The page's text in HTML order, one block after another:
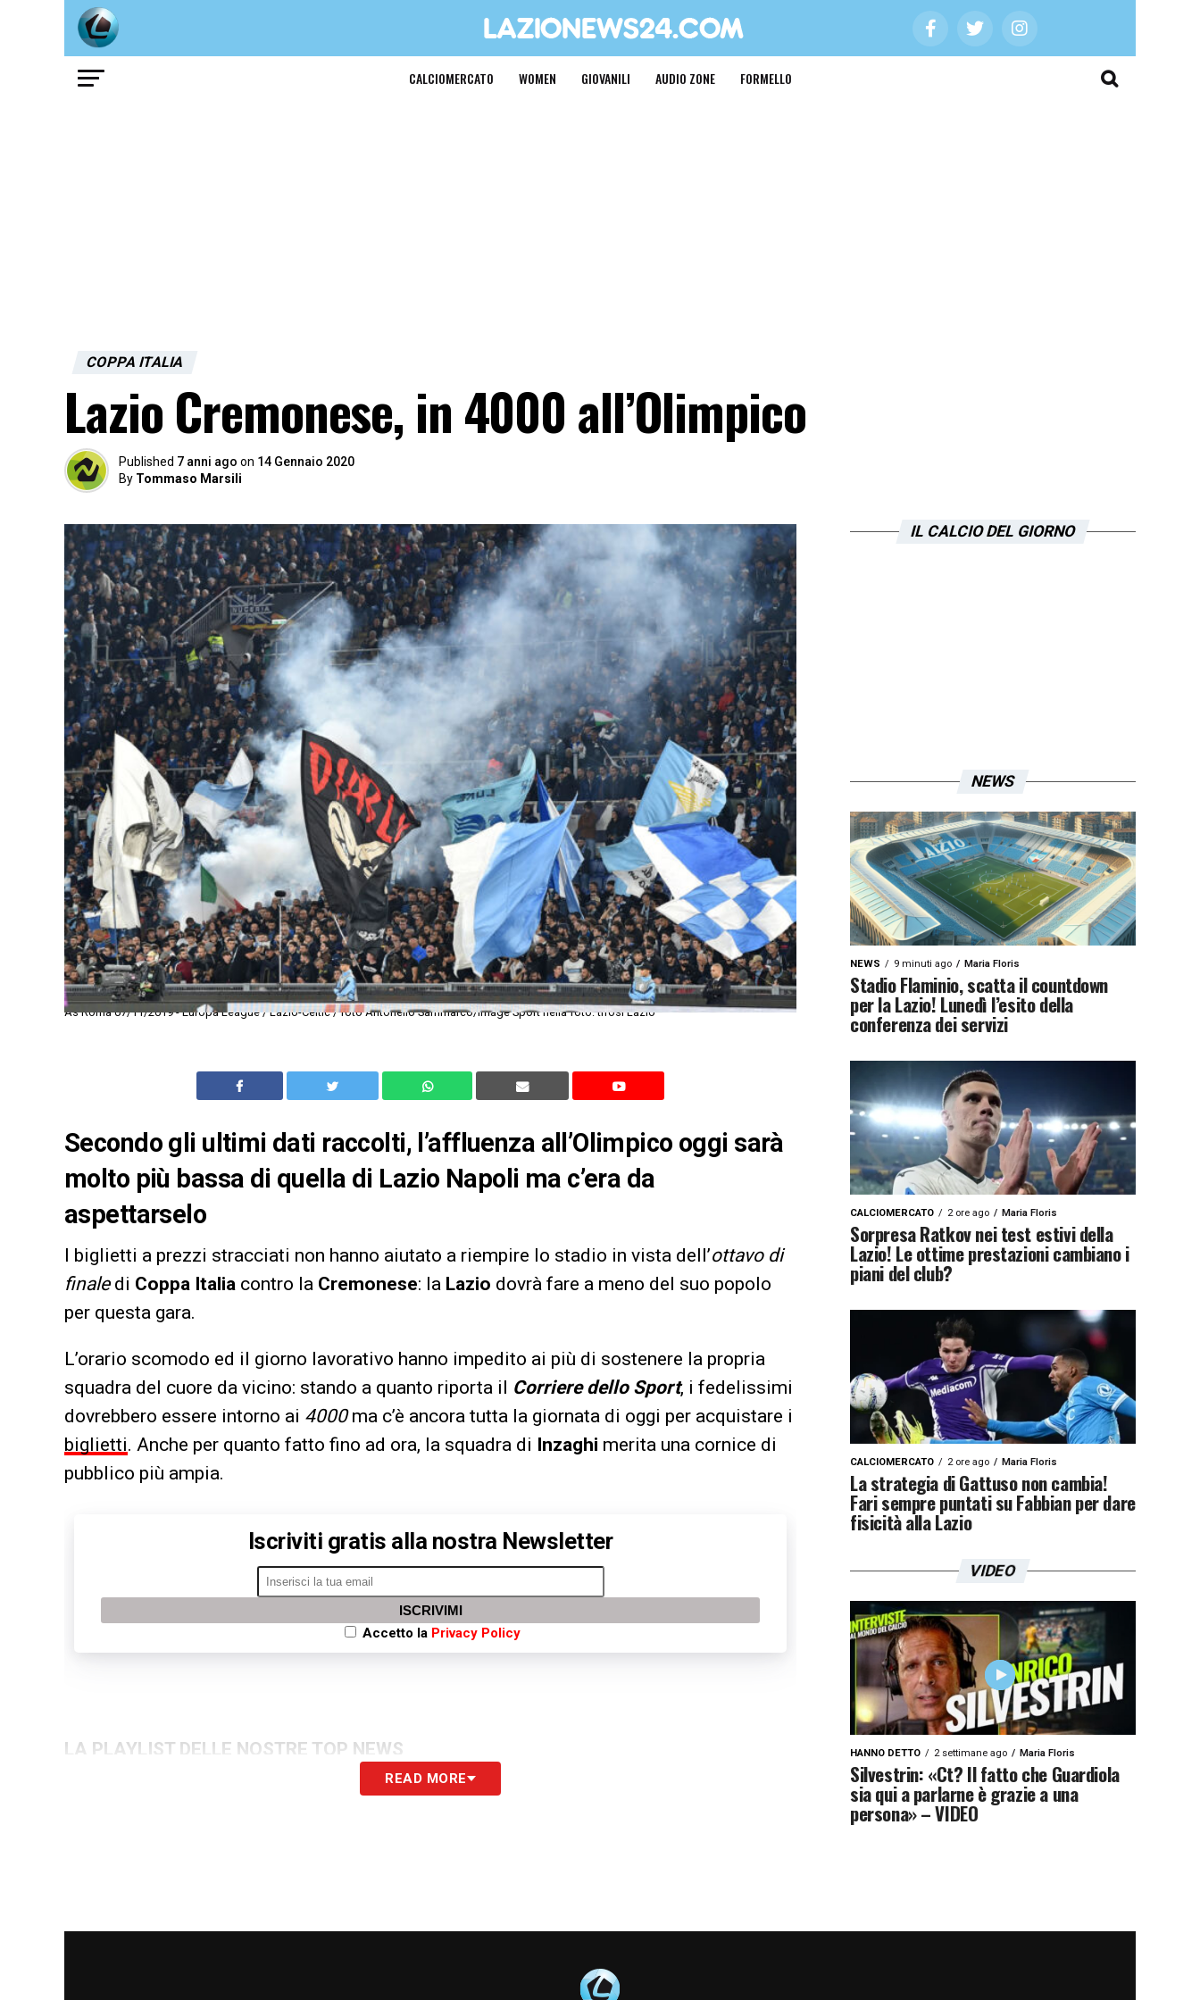
CALCIOMERCATO WOMEN GIOVANILI AUDIO ZONE FORMELLO
COPPA ITALIA
Lazio Cremonese, in 4000 all’Olimpico
Published 7 anni ago on 14 Gennaio 2020
By Tommaso Marsili
As Roma 07/11/2019 - Europa League / Lazio-Celtic / foto Antonello Sammarco/Image Sport nella foto: tifosi Lazio
Secondo gli ultimi dati raccolti, l’affluenza all’Olimpico oggi sarà
molto più bassa di quella di Lazio Napoli ma c’era da
aspettarselo
I biglietti a prezzi stracciati non hanno aiutato a riempire lo stadio in vista dell’ottavo di
finale di Coppa Italia contro la Cremonese: la Lazio dovrà fare a meno del suo popolo
per questa gara.
L’orario scomodo ed il giorno lavorativo hanno impedito ai più di sostenere la propria
squadra del cuore da vicino: stando a quanto riporta il Corriere dello Sport, i fedelissimi
dovrebbero essere intorno ai 4000ma c’è ancora tutta la giornata di oggi per acquistare i
biglietti. Anche per quanto fatto fino ad ora, la squadra di Inzaghi merita una cornice di
pubblico più ampia.
Iscriviti gratis alla nostra Newsletter
ISCRIVIMI
Accetto la Privacy Policy
LA PLAYLIST DELLE NOSTRE TOP NEWS
READ MORE
IL CALCIO DEL GIORNO
NEWS
NEWS 9 minuti ago Maria Floris
Stadio Flaminio, scatta il countdown
per la Lazio! Lunedì l’esito della
conferenza dei servizi
CALCIOMERCATO 2 ore ago Maria Floris
Sorpresa Ratkov nei test estivi della
Lazio! Le ottime prestazioni cambiano i
piani del club?
CALCIOMERCATO 2 ore ago Maria Floris
La strategia di Gattuso non cambia!
Fari sempre puntati su Fabbian per dare
fisicità alla Lazio
VIDEO
HANNO DETTO 2 settimane ago Maria Floris
Silvestrin: «Ct? Il fatto che Guardiola
sia qui a parlarne è grazie a una
persona» – VIDEO